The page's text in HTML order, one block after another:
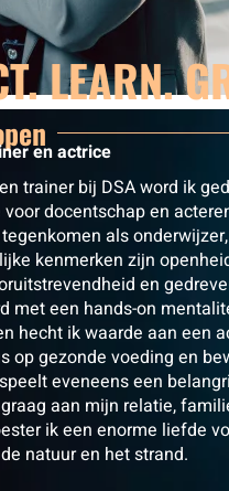
LEARN.
en actrice
trainer bij DSA word ik
docentschap en
als
kenmerken zijn
en
met een hands-on
hecht ik waarde aan een
op gezonde voeding en
eveneens een
aan mijn relatie,
ik een enorme liefde
natuur en het strand.